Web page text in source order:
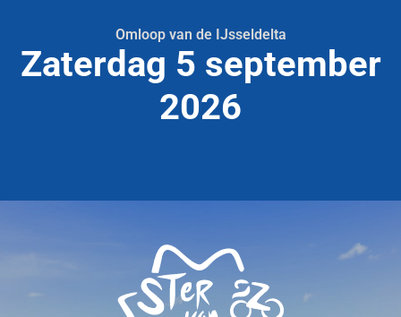
Omloop van de IJsseldelta
Zaterdag 5 september
2026